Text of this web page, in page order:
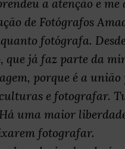
a atenção e
de Fotógrafos
fotógrafa.
que já faz parte da
porque é a
e fotografar.
uma maior
fotografar.